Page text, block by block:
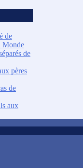
de
Monde
de
pères
de
aux